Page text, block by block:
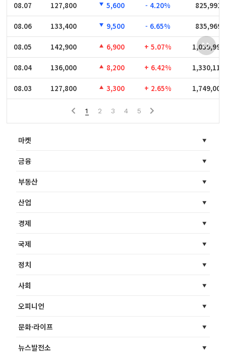
08.07
08.06
08.05
08.04
08.03
08.07 127,800 5,600 - 4.20% 825,991
08.06 133,400 9,500 - 6.65% 835,969
08.05 142,900 6,900 + 5.07% 1,039,990
08.04 136,000 8,200 + 6.42% 1,330,117
08.03 127,800 3,300 + 2.65% 1,749,004
1 2 3 4 5
마켓
금융
부동산
산업
경제
국제
정치
사회
오피니언
문화·라이프
뉴스발전소